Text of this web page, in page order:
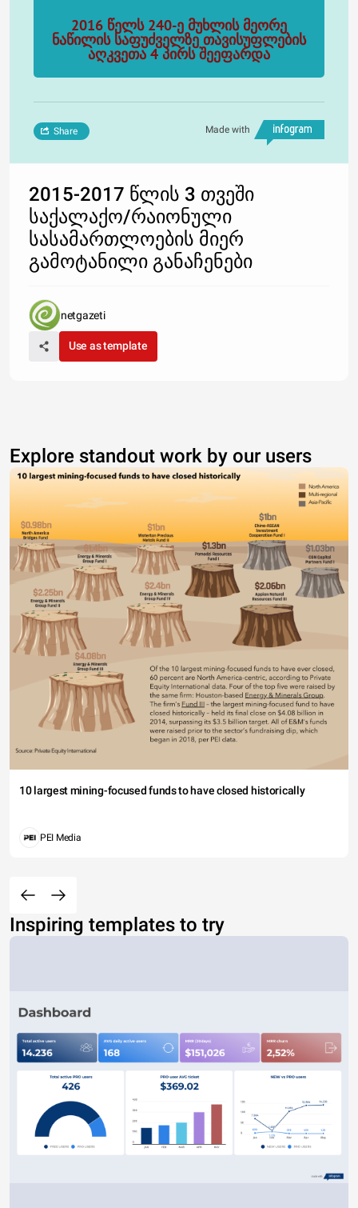
2016 წელს 240-ე მუხლის მეორე
ნაწილის საფუძველზე თავისუფლების
აღკვეთა 4 პირს შეეფარდა
Made with
Share
2015-2017 წლის 3 თვეში
საქალაქო/რაიონული
სასამართლოების მიერ
გამოტანილი განაჩენები
netgazeti
Use as template
Explore standout work by our users
10 largest mining-focused funds to have closed historically
PEI Media
Inspiring templates to try